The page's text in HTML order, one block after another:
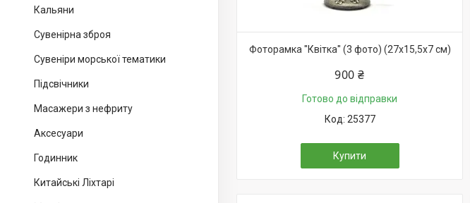
Кальяни
Сувенірна зброя
Сувеніри морської тематики
Підсвічники
Масажери з нефриту
Аксесуари
Годинник
Китайські Ліхтарі
Фоторамка "Квітка" (3 фото) (27х15,5х7 см)
900 ₴
Готово до відправки
25377
Купити